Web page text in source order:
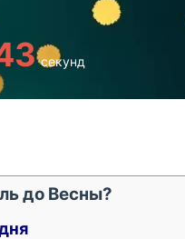
секунд
до Весны?